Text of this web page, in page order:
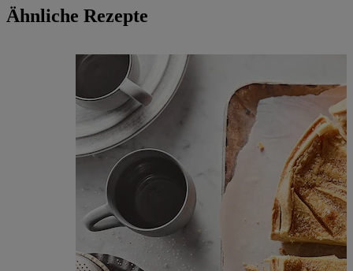
Ähnliche Rezepte